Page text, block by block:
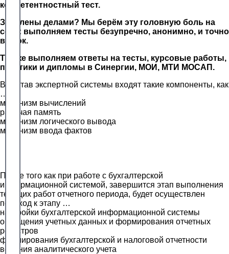
компетентностный тест.
Завалены делами? Мы берём эту головную боль на
себя: выполняем тесты безупречно, анонимно, и точно
в срок.
Так же выполняем ответы на тесты, курсовые работы,
практики и дипломы в Синергии, МОИ, МТИ МОСАП.
В состав экспертной системы входят такие компоненты, как
…
механизм вычислений
рабочая память
механизм логического вывода
механизм ввода фактов
После того как при работе с бухгалтерской
информационной системой, завершится этап выполнения
текущих работ отчетного периода, будет осуществлен
переход к этапу …
настройки бухгалтерской информационной системы
обобщения учетных данных и формирования отчетных
регистров
формирования бухгалтерской и налоговой отчетности
ведения аналитического учета